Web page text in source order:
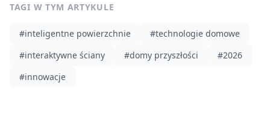
TAGI W TYM ARTYKULE
#inteligentne powierzchnie #technologie domowe
#interaktywne ściany #domy przyszłości #2026
#innowacje